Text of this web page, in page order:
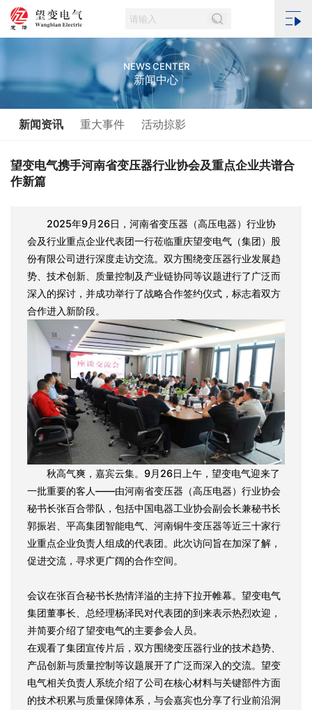
NEWS CENTER
新闻中心
新闻资讯 重大事件 活动掠影
望变电气携手河南省变压器行业协会及重点企业共谱合
作新篇
2025年9月26日，河南省变压器（高压电器）行业协
会及行业重点企业代表团一行莅临重庆望变电气（集团）股
份有限公司进行深度走访交流。双方围绕变压器行业发展趋
势、技术创新、质量控制及产业链协同等议题进行了广泛而
深入的探讨，并成功举行了战略合作签约仪式，标志着双方
合作进入新阶段。
秋高气爽，嘉宾云集。9月26日上午，望变电气迎来了
一批重要的客人——由河南省变压器（高压电器）行业协会
秘书长张百合带队，包括中国电器工业协会副会长兼秘书长
郭振岩、平高集团智能电气、河南铜牛变压器等近三十家行
业重点企业负责人组成的代表团。此次访问旨在加深了解，
促进交流，寻求更广阔的合作空间。
会议在张百合秘书长热情洋溢的主持下拉开帷幕。望变电气
集团董事长、总经理杨泽民对代表团的到来表示热烈欢迎，
并简要介绍了望变电气的主要参会人员。
在观看了集团宣传片后，双方围绕变压器行业的技术趋势、
产品创新与质量控制等议题展开了广泛而深入的交流。望变
电气相关负责人系统介绍了公司在核心材料与关键部件方面
的技术积累与质量保障体系，与会嘉宾也分享了行业前沿洞